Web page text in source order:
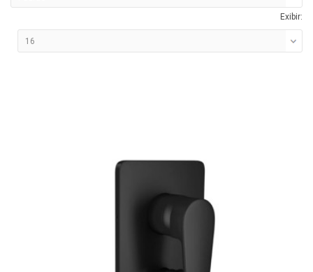
Exibir: